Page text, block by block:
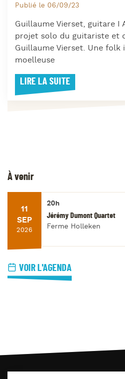
Publié le 06/09/23
Guillaume Vierset, guitare I
projet solo du guitariste et
Guillaume Vierset. Une
moelleuse
LIRE LA SUITE
À venir
11
SEP
2026
20h
Jérémy Dumont Quartet
Ferme Holleken
VOIR L'AGENDA